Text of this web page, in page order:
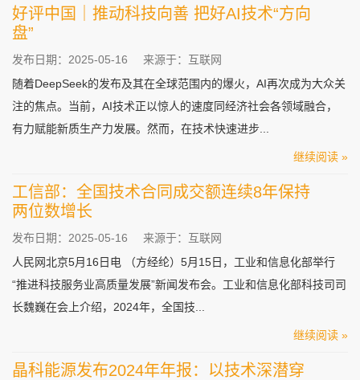
好评中国｜推动科技向善 把好AI技术“方向
盘”
发布日期：2025-05-16
来源于：互联网
随着DeepSeek的发布及其在全球范围内的爆火，AI再次成为大众关
注的焦点。当前，AI技术正以惊人的速度同经济社会各领域融合，
有力赋能新质生产力发展。然而，在技术快速进步...
继续阅读 »
工信部：全国技术合同成交额连续8年保持
两位数增长
发布日期：2025-05-16
来源于：互联网
人民网北京5月16日电 （方经纶）5月15日，工业和信息化部举行
“推进科技服务业高质量发展”新闻发布会。工业和信息化部科技司司
长魏巍在会上介绍，2024年，全国技...
继续阅读 »
晶科能源发布2024年年报：以技术深潜穿